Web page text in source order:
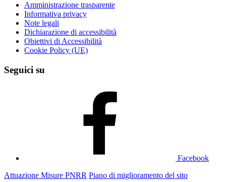
Amministrazione trasparente
Informativa privacy
Note legali
Dichiarazione di accessibilità
Obiettivi di Accessibilità
Cookie Policy (UE)
Seguici su
Facebook
Attuazione Misure PNRR Piano di miglioramento del sito